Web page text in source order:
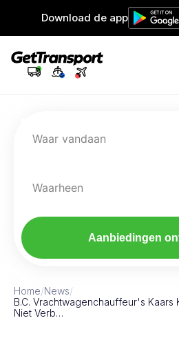
Download de app
Waar vandaan
Waarheen
Aanbiedingen
Home/News/
B.C. Vrachtwagenchauffeur's Kaars
Niet Verb…